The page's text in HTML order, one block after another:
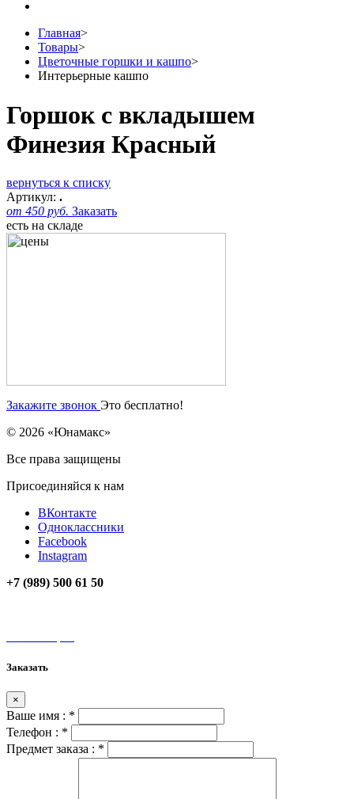
Главная>
Товары>
Цветочные горшки и кашпо>
Интерьерные кашпо
Горшок с вкладышем
Финезия Красный
вернуться к списку
Артикул: .
от 450 руб. Заказать
есть на складе
Закажите звонок Это бесплатно!
© 2026 «Юнамакс»
Все права защищены
Присоединяйся к нам
ВКонтакте
Одноклассники
Facebook
Instagram
+7 (989) 500 61 50
Заказать
×
Ваше имя : *
Телефон : *
Предмет заказа : *